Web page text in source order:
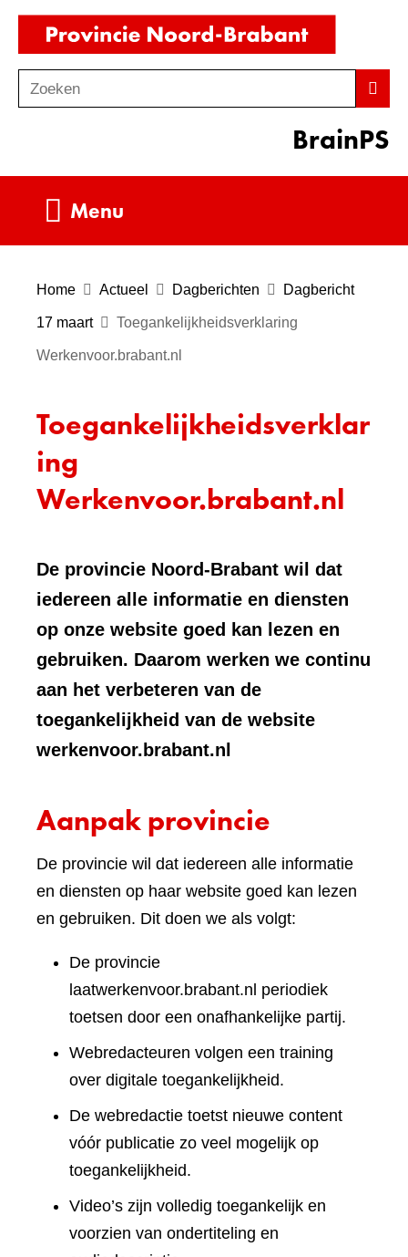
Ga
de
inhoud
o
Zoeken
BrainPS
Menu
Home Actueel Dagberichten Dagbericht
17 maart Toegankelijkheidsverklaring
Werkenvoor.brabant.nl
Toegankelijkheidsverklar
ing
Werkenvoor.brabant.nl
De provincie Noord-Brabant wil dat
iedereen alle informatie en diensten
op onze website goed kan lezen en
gebruiken. Daarom werken we continu
aan het verbeteren van de
toegankelijkheid van de website
werkenvoor.brabant.nl
Aanpak provincie
De provincie wil dat iedereen alle informatie
en diensten op haar website goed kan lezen
en gebruiken. Dit doen we als volgt:
De provincie
laatwerkenvoor.brabant.nl periodiek
toetsen door een onafhankelijke partij.
Webredacteuren volgen een training
over digitale toegankelijkheid.
De webredactie toetst nieuwe content
vóór publicatie zo veel mogelijk op
toegankelijkheid.
Video’s zijn volledig toegankelijk en
voorzien van ondertiteling en